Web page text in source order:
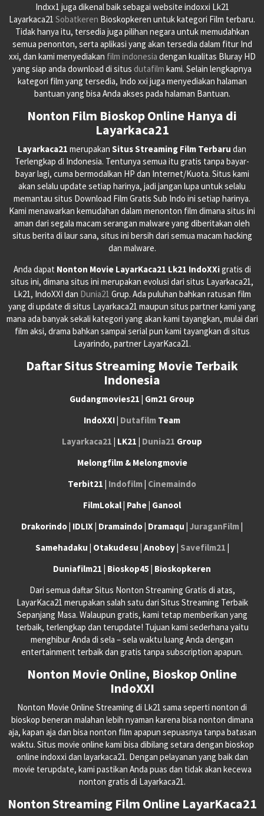
Indxx1 juga dikenal baik sebagai website indoxxi Lk21
Layarkaca21 Sobatkeren Bioskopkeren untuk kategori Film terbaru.
Tidak hanya itu, tersedia juga pilihan negara untuk memudahkan
semua penonton, serta aplikasi yang akan tersedia dalam fitur Ind
xxi, dan kami menyediakan film indonesia dengan kualitas Bluray HD
yang siap anda download di situs dutafilm kami. Selain lengkapnya
kategori film yang tersedia, Indo xxi juga menyediakan halaman
bantuan yang bisa Anda akses pada halaman Bantuan.
Nonton Film Bioskop Online Hanya di
Layarkaca21
Layarkaca21 merupakan Situs Streaming Film Terbaru dan
Terlengkap di Indonesia. Tentunya semua itu gratis tanpa bayar-
bayar lagi, cuma bermodalkan HP dan Internet/Kuota. Situs kami
akan selalu update setiap harinya, jadi jangan lupa untuk selalu
memantau situs Download Film Gratis Sub Indo ini setiap harinya.
Kami menawarkan kemudahan dalam menonton film dimana situs ini
aman dari segala macam serangan malware yang diberitakan oleh
situs berita di laur sana, situs ini bersih dari semua macam hacking
dan malware.
Anda dapat Nonton Movie LayarKaca21 Lk21 IndoXXigratis di
situs ini, dimana situs ini merupakan evolusi dari situs Layarkaca21,
Lk21, IndoXXI dan Dunia21 Grup. Ada puluhan bahkan ratusan film
yang di update di situs Layarkaca21 maupun situs partner kami yang
mana ada banyak sekali kategori yang akan kami tayangkan, mulai dari
film aksi, drama bahkan sampai serial pun kami tayangkan di situs
Layarindo, partner LayarKaca21.
Daftar Situs Streaming Movie Terbaik
Indonesia
Gudangmovies21 | Gm21 Group
IndoXXI | Dutafilm Team
Layarkaca21 | LK21 | Dunia21 Group
Melongfilm & Melongmovie
Terbit21 | Indofilm| Cinemaindo
FilmLokal | Pahe | Ganool
Drakorindo | IDLIX | Dramaindo | Dramaqu | JuraganFilm|
Samehadaku | Otakudesu | Anoboy | Savefilm21 |
Duniafilm21 | Bioskop45 | Bioskopkeren
Dari semua daftar Situs Nonton Streaming Gratis di atas,
LayarKaca21 merupakan salah satu dari Situs Streaming Terbaik
Sepanjang Masa. Walaupun gratis, kami tetap memberikan yang
terbaik, terlengkap dan terupdate! Tujuan kami sederhana yaitu
menghibur Anda di sela – sela waktu luang Anda dengan
entertainment terbaik dan gratis tanpa subscription apapun.
Nonton Movie Online, Bioskop Online
IndoXXI
Nonton Movie Online Streaming di Lk21 sama seperti nonton di
bioskop beneran malahan lebih nyaman karena bisa nonton dimana
aja, kapan aja dan bisa nonton film apapun sepuasnya tanpa batasan
waktu. Situs movie online kami bisa dibilang setara dengan bioskop
online indoxxi dan layarkaca21. Dengan pelayanan yang baik dan
movie terupdate, kami pastikan Anda puas dan tidak akan kecewa
nonton gratis di Layarkaca21.
Nonton Streaming Film Online LayarKaca21